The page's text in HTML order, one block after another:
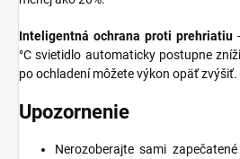
Inteligentná ochrana proti prehriatiu
°C svietidlo automaticky postupne
po ochladení môžete výkon opäť zvýšiť.
Upozornenie
Nerozoberajte sami